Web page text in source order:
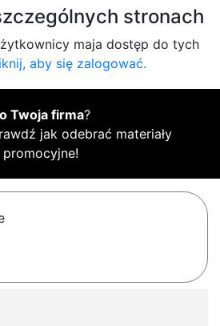
stronach
maja dostęp do tych
aby się zalogować.
Twoja firma?
jak odebrać materiały
promocyjne!